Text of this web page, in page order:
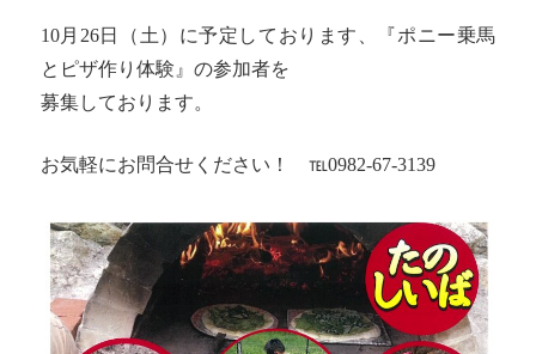
10月26日（土）に予定しております、『ポニー乗馬
とピザ作り体験』の参加者を
募集しております。
お気軽にお問合せください！ ℡0982-67-3139